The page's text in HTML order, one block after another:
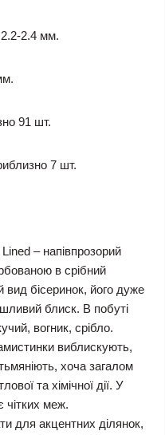
2.2-2.4 мм.
91 шт.
7 шт.
– напівпрозорий
в срібний
бісеринок, його дуже
блиск. В побуті
вогник, срібло.
виблискують,
хоча загалом
та хімічної дії. У
чітких меж.
для акцентних ділянок,